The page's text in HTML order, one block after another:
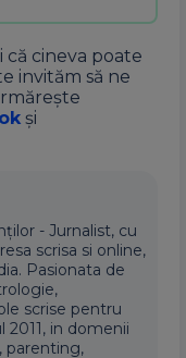
cineva poate
invităm să ne
și
- Jurnalist, cu
scrisa si online,
Pasionata de
scrise pentru
2011, in domenii
parenting,